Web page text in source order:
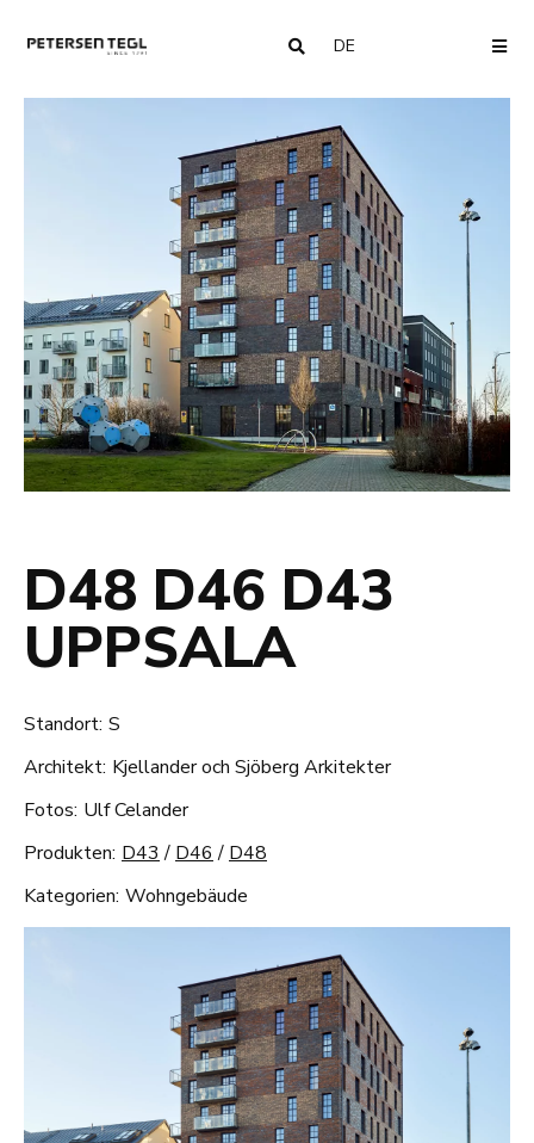
DE
D48 D46 D43
UPPSALA
Standort: S
Architekt: Kjellander och Sjöberg Arkitekter
Fotos: Ulf Celander
Produkten: D43/D46/D48
Kategorien: Wohngebäude